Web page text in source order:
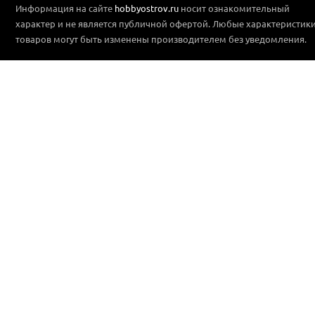
Информация на сайте hobbyostrov.ru носит ознакомительный
характер и не является публичной офертой. Любые
товаров могут быть изменены производителем без уведомления.